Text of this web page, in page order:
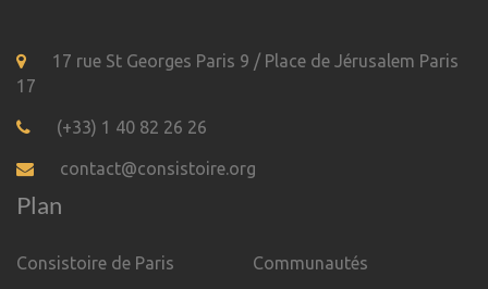
17 rue St Georges Paris 9 / Place de Jérusalem Paris
17
(+33) 1 40 82 26 26
contact@consistoire.org
Plan
Consistoire de Paris Communautés